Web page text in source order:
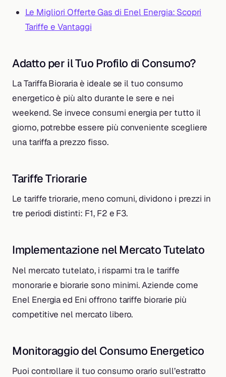
Le Migliori Offerte Gas di Enel Energia: Scopri
Tariffe e Vantaggi
Adatto per il Tuo Profilo di Consumo?
La Tariffa Bioraria è ideale se il tuo consumo
energetico è più alto durante le sere e nei
weekend. Se invece consumi energia per tutto il
giorno, potrebbe essere più conveniente scegliere
una tariffa a prezzo fisso.
Tariffe Triorarie
Le tariffe triorarie, meno comuni, dividono i prezzi in
tre periodi distinti: F1, F2 e F3.
Implementazione nel Mercato Tutelato
Nel mercato tutelato, i risparmi tra le tariffe
monorarie e biorarie sono minimi. Aziende come
Enel Energia ed Eni offrono tariffe biorarie più
competitive nel mercato libero.
Monitoraggio del Consumo Energetico
Puoi controllare il tuo consumo orario sull’estratto